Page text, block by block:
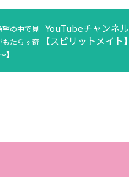
望の中で見
もたらす奇
】
YouTubeチャンネル
【スピリットメイト】